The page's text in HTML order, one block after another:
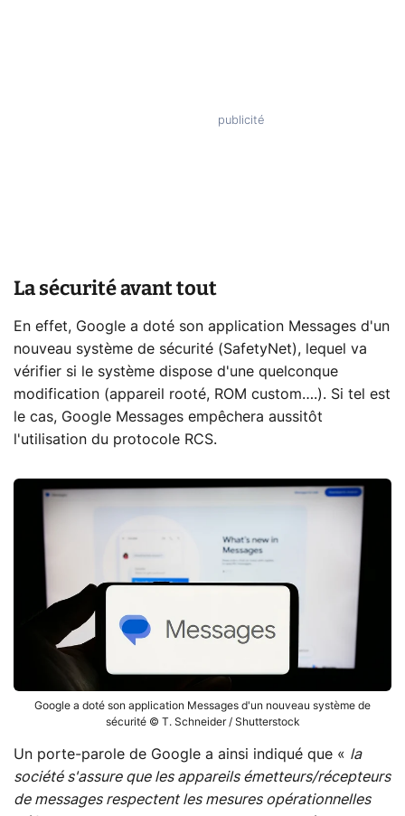
La sécurité avant tout
En effet, Google a doté son application Messages d'un
nouveau système de sécurité (SafetyNet), lequel va
vérifier si le système dispose d'une quelconque
modification (appareil rooté, ROM custom….). Si tel est
le cas, Google Messages empêchera aussitôt
l'utilisation du protocole RCS.
Google a doté son application Messages d'un nouveau système de
sécurité © T. Schneider / Shutterstock
Un porte-parole de Google a ainsi indiqué que « la
société s'assure que les appareils émetteurs/récepteurs
de messages respectent les mesures opérationnelles